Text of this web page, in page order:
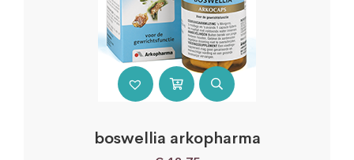
boswellia arkopharma